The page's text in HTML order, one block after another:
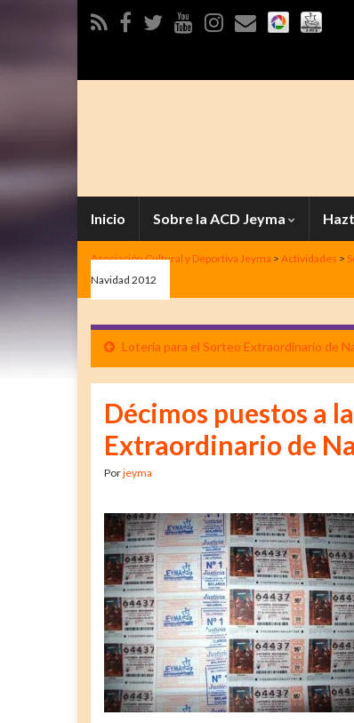
Inicio Sobre la ACD Jeyma
Asociación Cultural y Deportiva Jeyma > Actividades >
Navidad 2012
Lotería para el Sorteo Extraordinario de
Décimos puestos a
Extraordinario de
Porjeyma